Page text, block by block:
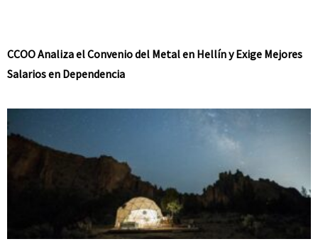
CCOO Analiza el Convenio del Metal en Hellín y Exige Mejores
Salarios en Dependencia